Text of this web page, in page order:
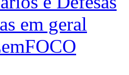
em geral